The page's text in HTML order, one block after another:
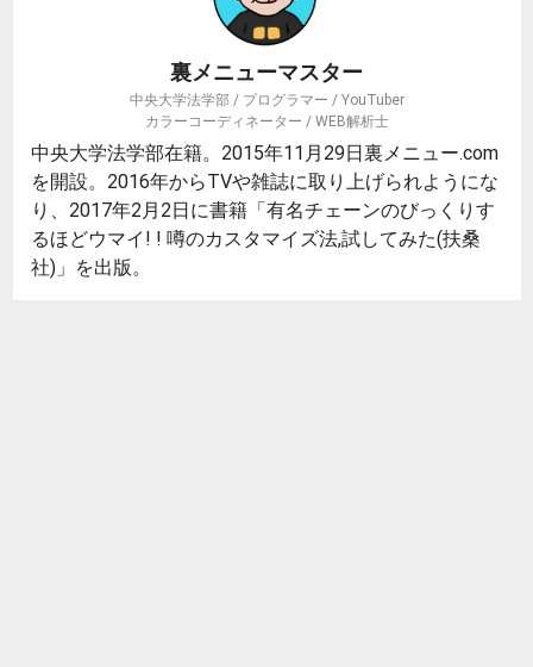
裏メニューマスター
中央大学法学部 / プログラマー / YouTuber
カラーコーディネーター / WEB解析士
中央大学法学部在籍。2015年11月29日裏メニュー.com
を開設。2016年からTVや雑誌に取り上げられようにな
り、2017年2月2日に書籍「有名チェーンのびっくりす
るほどウマイ! ! 噂のカスタマイズ法,試してみた(扶桑
社)」を出版。